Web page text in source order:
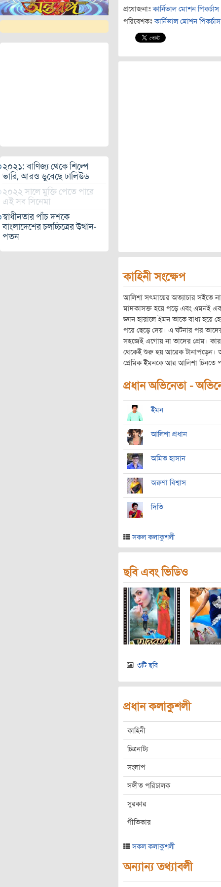
২০২১: বাণিজ্য থেকে শিল্পে
ভারি, আরও ডুবেছে ঢালিউড
২০২২ সালে মুক্তি পেতে পারে
এই সব সিনেমা
স্বাধীনতার পাঁচ দশকে
বাংলাদেশের চলচ্চিত্রের উত্থান-
পতন
প্রযোজনাঃ কার্নিভাল মোশন পিকর্চাস
পরিবেশকঃ কার্নিভাল মোশন পিকর্চাস
কাহিনী সংক্ষেপ
আলিশা সৎমায়ের অত্যাচার সইতে
মাদকাসক্ত হয়ে পড়ে এবং এমনই এক
জ্ঞান হারালে ইমন তাকে বাধ্য
পরে ছেড়ে দেয়। এ ঘটনার পর
সহজেই এগোয় না তাদের প্রেম।
থেকেই শুরু হয় আরেক টানাপড়েন।
প্রেমিক ইমনকে আর আলিশা চিনতে
প্রধান অভিনেতা -
ইমন
আলিশা প্রধান
অমিত হাসান
অরুণা বিশ্বাস
দিতি
সকল কলাকুশলী
ছবি এবং ভিডিও
৩টি ছবি
প্রধান কলাকুশলী
কাহিনী
চিত্রনাট্য
সংলাপ
সঙ্গীত পরিচালক
সুরকার
গীতিকার
সকল কলাকুশলী
অন্যান্য তথ্যাবলী